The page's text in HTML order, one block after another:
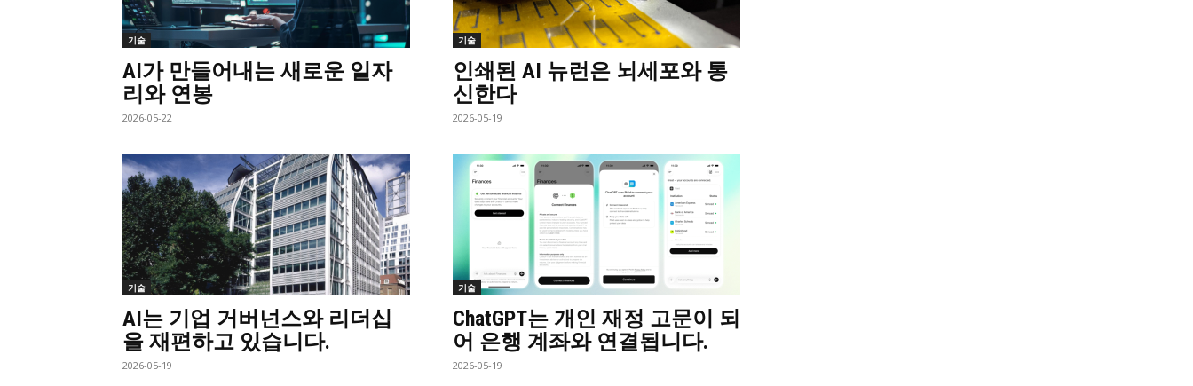
기술
AI가 만들어내는 새로운 일자
리와 연봉
2026-05-22
기술
인쇄된 AI 뉴런은 뇌세포와 통
신한다
2026-05-19
기술
AI는 기업 거버넌스와 리더십
을 재편하고 있습니다.
2026-05-19
기술
ChatGPT는 개인 재정 고문이 되
어 은행 계좌와 연결됩니다.
2026-05-19